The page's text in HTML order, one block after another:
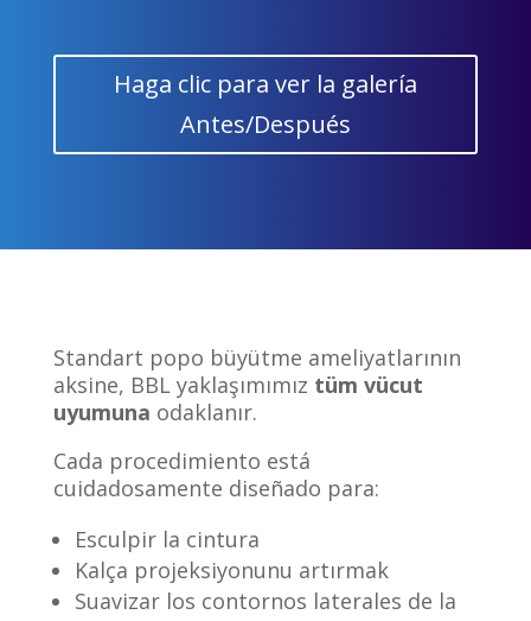
Haga clic para ver la galería
Antes/Después
Standart popo büyütme ameliyatlarının
aksine, BBL yaklaşımımız tüm vücut
uyumuna odaklanır.
Cada procedimiento está
cuidadosamente diseñado para:
Esculpir la cintura
Kalça projeksiyonunu artırmak
Suavizar los contornos laterales de la